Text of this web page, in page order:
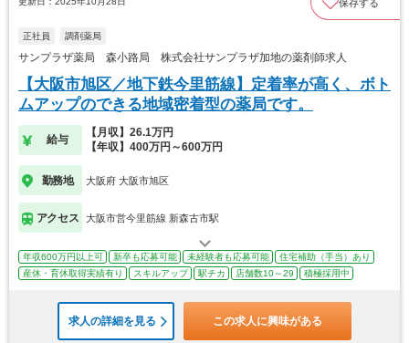
保存する
正社員 調剤薬局
サンプラザ薬局 森小路局 株式会社サンプラザ加地の薬剤師求人
【大阪市旭区／地下鉄今里筋線】定着率が高く、ボト
ムアップのできる地域密着型の薬局です。
給与
【月収】26.1万円
【年収】400万円～600万円
勤務地 大阪府 大阪市旭区
アクセス 大阪市営今里筋線 新森古市駅
年収600万円以上可 新卒も応募可能 未経験者も応募可能
住宅補助（手当）あり
産休・育休取得実績有り
スキルアップ 駅チカ 店舗数10～29 積極採用中
求人の詳細を見る この求人に興味がある